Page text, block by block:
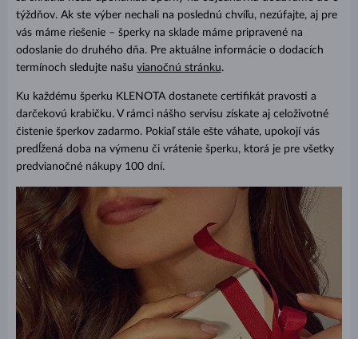
týždňov. Ak ste výber nechali na poslednú chvíľu, nezúfajte, aj pre
vás máme riešenie – šperky na sklade máme pripravené na
odoslanie do druhého dňa. Pre aktuálne informácie o dodacích
termínoch sledujte našu vianočnú stránku.
Ku každému šperku KLENOTA dostanete certifikát pravosti a
darčekovú krabičku. V rámci nášho servisu získate aj celoživotné
čistenie šperkov zadarmo. Pokiaľ stále ešte váhate, upokojí vás
predĺžená doba na výmenu či vrátenie šperku, ktorá je pre všetky
predvianočné nákupy 100 dní.